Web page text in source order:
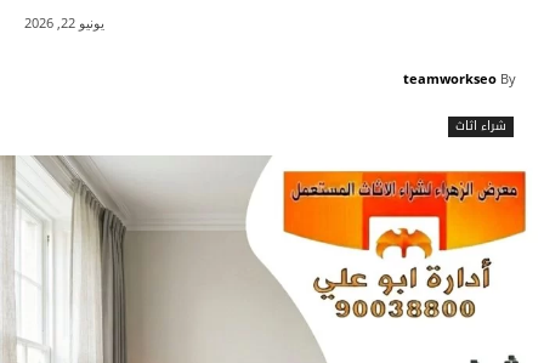
يونيو 22, 2026
By
teamworkseo
شراء اثاث